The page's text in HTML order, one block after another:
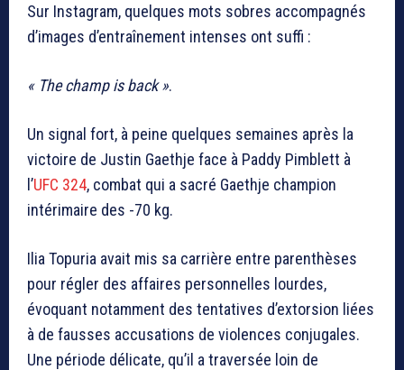
Sur Instagram, quelques mots sobres accompagnés
d’images d’entraînement intenses ont suffi :
« The champ is back ».
Un signal fort, à peine quelques semaines après la
victoire de Justin Gaethje face à Paddy Pimblett à
l’UFC 324, combat qui a sacré Gaethje champion
intérimaire des -70 kg.
Ilia Topuria avait mis sa carrière entre parenthèses
pour régler des affaires personnelles lourdes,
évoquant notamment des tentatives d’extorsion liées
à de fausses accusations de violences conjugales.
Une période délicate, qu’il a traversée loin de